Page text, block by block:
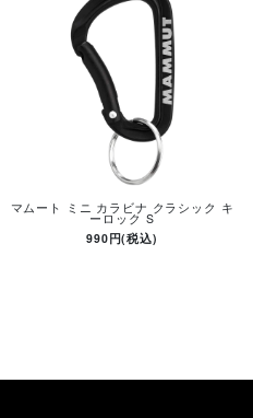
マムート ミニ カラビナ クラシック キ
ーロック S
990円(税込)